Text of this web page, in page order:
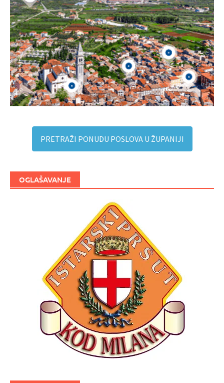
PRETRAŽI PONUDU POSLOVA U ŽUPANIJI
OGLAŠAVANJE